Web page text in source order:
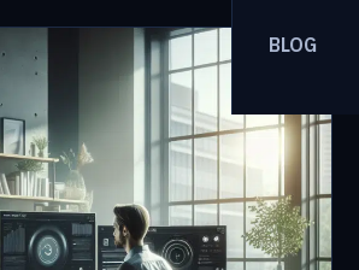
BLOG